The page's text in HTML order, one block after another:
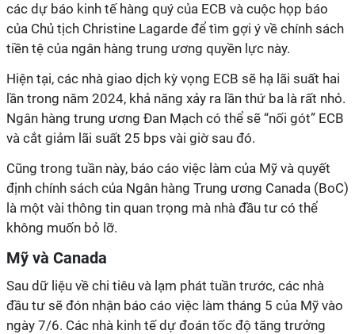
các dự báo kinh tế hàng quý của ECB và cuộc họp báo
của Chủ tịch Christine Lagarde để tìm gợi ý về chính sách
tiền tệ của ngân hàng trung ương quyền lực này.
Hiện tại, các nhà giao dịch kỳ vọng ECB sẽ hạ lãi suất hai
lần trong năm 2024, khả năng xảy ra lần thứ ba là rất nhỏ.
Ngân hàng trung ương Đan Mạch có thể sẽ “nối gót” ECB
và cắt giảm lãi suất 25 bps vài giờ sau đó.
Cũng trong tuần này, báo cáo việc làm của Mỹ và quyết
định chính sách của Ngân hàng Trung ương Canada (BoC)
là một vài thông tin quan trọng mà nhà đầu tư có thể
không muốn bỏ lỡ.
Mỹ và Canada
Sau dữ liệu về chi tiêu và lạm phát tuần trước, các nhà
đầu tư sẽ đón nhận báo cáo việc làm tháng 5 của Mỹ vào
ngày 7/6. Các nhà kinh tế dự đoán tốc độ tăng trưởng